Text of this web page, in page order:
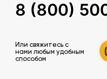
8 (800)
Или свяжитесь c
нами любым удобным
способом